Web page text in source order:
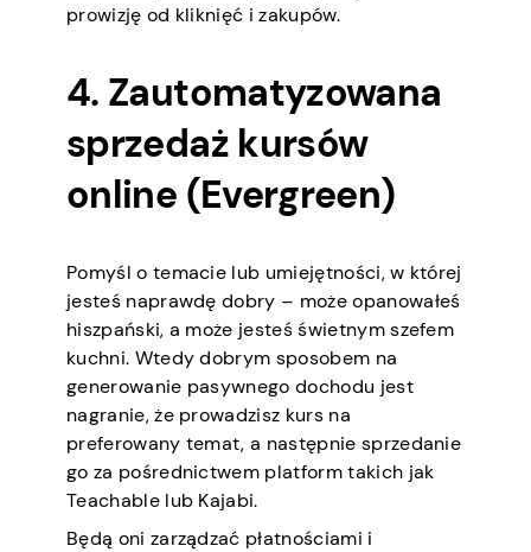
prowizję od kliknięć i zakupów.
4. Zautomatyzowana
sprzedaż kursów
online (Evergreen)
Pomyśl o temacie lub umiejętności, w której
jesteś naprawdę dobry – może opanowałeś
hiszpański, a może jesteś świetnym szefem
kuchni. Wtedy dobrym sposobem na
generowanie pasywnego dochodu jest
nagranie, że prowadzisz kurs na
preferowany temat, a następnie sprzedanie
go za pośrednictwem platform takich jak
Teachable lub Kajabi.
Będą oni zarządzać płatnościami i